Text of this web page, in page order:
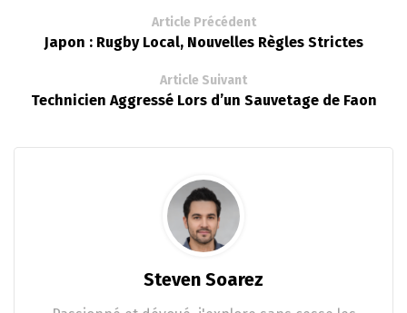
Article Précédent
Japon : Rugby Local, Nouvelles Règles Strictes
Article Suivant
Technicien Aggressé Lors d’un Sauvetage de Faon
Steven Soarez